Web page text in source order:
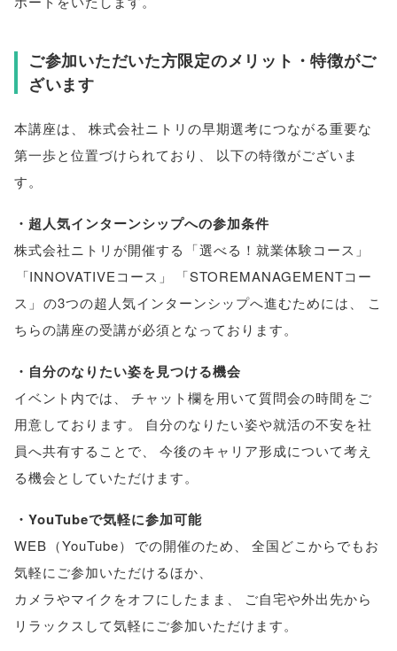
ご参加いただいた方限定のメリット・特徴がご
ざいます
本講座は、
株式会社ニトリの早期選考につながる重要な
第一歩と位置づけられており 、
以下の特徴がございま
す。
・超人気インターンシップへの参加条件
株式会社ニトリが開催する 「選べる！就業体験コース 」
「INNOVATIVEコース 」 「STOREMANAGEMENTコー
ス 」 の3つの超人気インターンシップへ進むためには、
こ
ちらの講座の受講が必須となっております。
・自分のなりたい姿を見つける機会
イベント内では、
チャット欄を用いて質問会の時間をご
用意しております。
自分のなりたい姿や就活の不安を社
員へ共有することで、
今後のキャリア形成について考え
る機会としていただけます。
・YouTubeで気軽に参加可能
WEB （YouTube） での開催のため、
全国どこからでもお
気軽にご参加いただけるほか、
カメラやマイクをオフにしたまま 、
ご自宅や外出先から
リラックスして気軽にご参加いただけます。